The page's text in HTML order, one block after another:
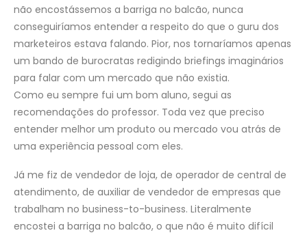
não encostássemos a barriga no balcão, nunca
conseguiríamos entender a respeito do que o guru dos
marketeiros estava falando. Pior, nos tornaríamos apenas
um bando de burocratas redigindo briefings imaginários
para falar com um mercado que não existia.
Como eu sempre fui um bom aluno, segui as
recomendações do professor. Toda vez que preciso
entender melhor um produto ou mercado vou atrás de
uma experiência pessoal com eles.
Já me fiz de vendedor de loja, de operador de central de
atendimento, de auxiliar de vendedor de empresas que
trabalham no business-to-business. Literalmente
encostei a barriga no balcão, o que não é muito difícil